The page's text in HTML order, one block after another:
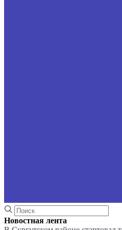
Новостная лента